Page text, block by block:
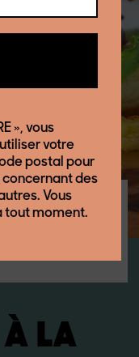
LA
», vous
votre
postal pour
des
Vous
tout moment.